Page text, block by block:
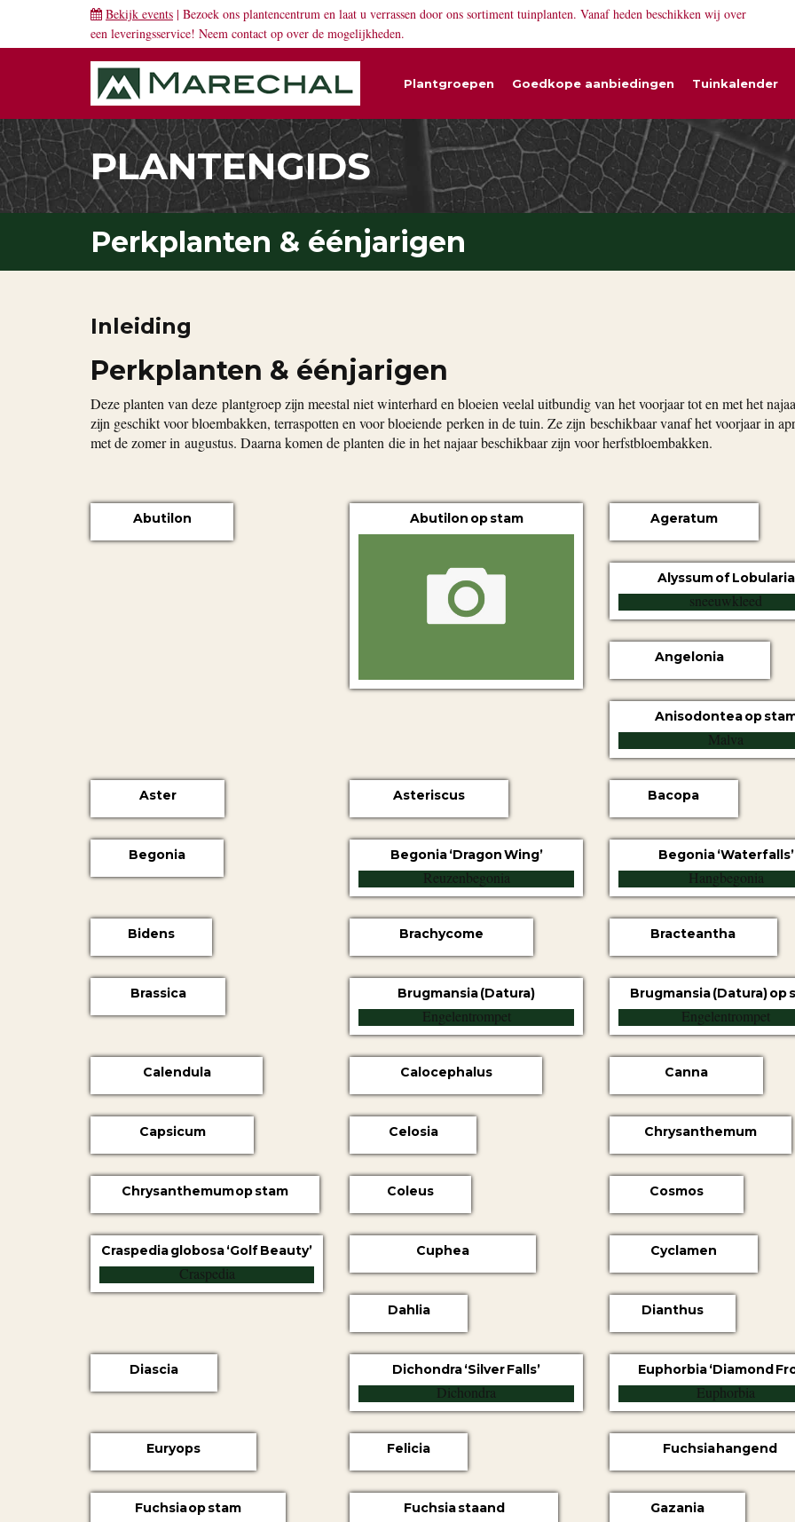
Bekijk events | Bezoek ons plantencentrum en laat u verrassen door ons sortiment tuinplanten. Vanaf heden beschikken wij over
een leveringsservice! Neem contact op over de mogelijkheden.
Plantgroepen Goedkope aanbiedingen Tuinkalender
PLANTENGIDS
Perkplanten & éénjarigen
Inleiding
Perkplanten & éénjarigen
Deze planten van deze plantgroep zijn meestal niet winterhard en bloeien veelal uitbundig van het voorjaar tot en met het
zijn geschikt voor bloembakken, terraspotten en voor bloeiende perken in de tuin. Ze zijn beschikbaar vanaf het voorjaar in
met de zomer in augustus. Daarna komen de planten die in het najaar beschikbaar zijn voor herfstbloembakken.
Abutilon Abutilon op stam Ageratum
Alyssum of Lobularia
Angelonia
Anisodontea op
Aster Asteriscus Bacopa
Begonia Begonia ‘Dragon Wing’ Begonia ‘Waterfalls’
Bidens Brachycome Bracteantha
Brassica Brugmansia (Datura) Brugmansia (Datura) op
Calendula Calocephalus Canna
Capsicum Celosia Chrysanthemum
Chrysanthemum op stam Coleus Cosmos
Craspedia globosa ‘Golf Beauty’ Cuphea Cyclamen
Dahlia Dianthus
Diascia Dichondra ‘Silver Falls’ Euphorbia ‘Diamond
Euryops Felicia Fuchsia hangend
Fuchsia op stam Fuchsia staand Gazania